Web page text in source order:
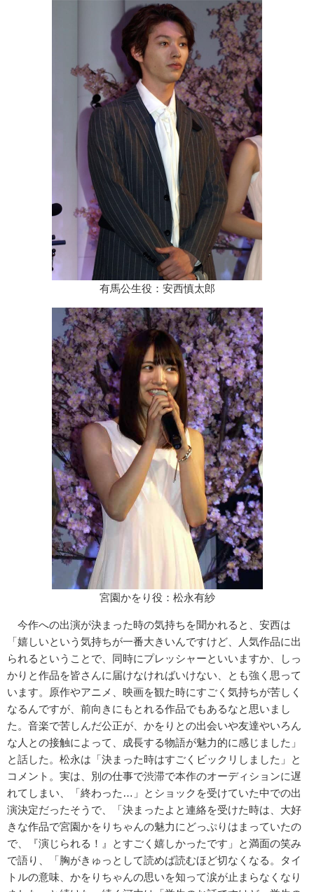
有馬公生役：安西慎太郎
宮園かをり役：松永有紗
今作への出演が決まった時の気持ちを聞かれると、安西は
「嬉しいという気持ちが一番大きいんですけど、人気作品に出
られるということで、同時にプレッシャーといいますか、しっ
かりと作品を皆さんに届けなければいけない、とも強く思って
います。原作やアニメ、映画を観た時にすごく気持ちが苦しく
なるんですが、前向きにもとれる作品でもあるなと思いまし
た。音楽で苦しんだ公正が、かをりとの出会いや友達やいろん
な人との接触によって、成長する物語が魅力的に感じました」
と話した。松永は「決まった時はすごくビックリしました」と
コメント。実は、別の仕事で渋滞で本作のオーディションに遅
れてしまい、「終わった…」とショックを受けていた中での出
演決定だったそうで、「決まったよと連絡を受けた時は、大好
きな作品で宮園かをりちゃんの魅力にどっぷりはまっていたの
で、『演じられる！』とすごく嬉しかったです」と満面の笑み
で語り、「胸がきゅっとして読めば読むほど切なくなる。タイ
トルの意味、かをりちゃんの思いを知って涙が止まらなくなり